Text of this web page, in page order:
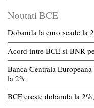
Noutati BCE
Dobanda la euro scade la
Acord intre BCE si BNR
Banca Centrala
la 2%
BCE creste dobanda la